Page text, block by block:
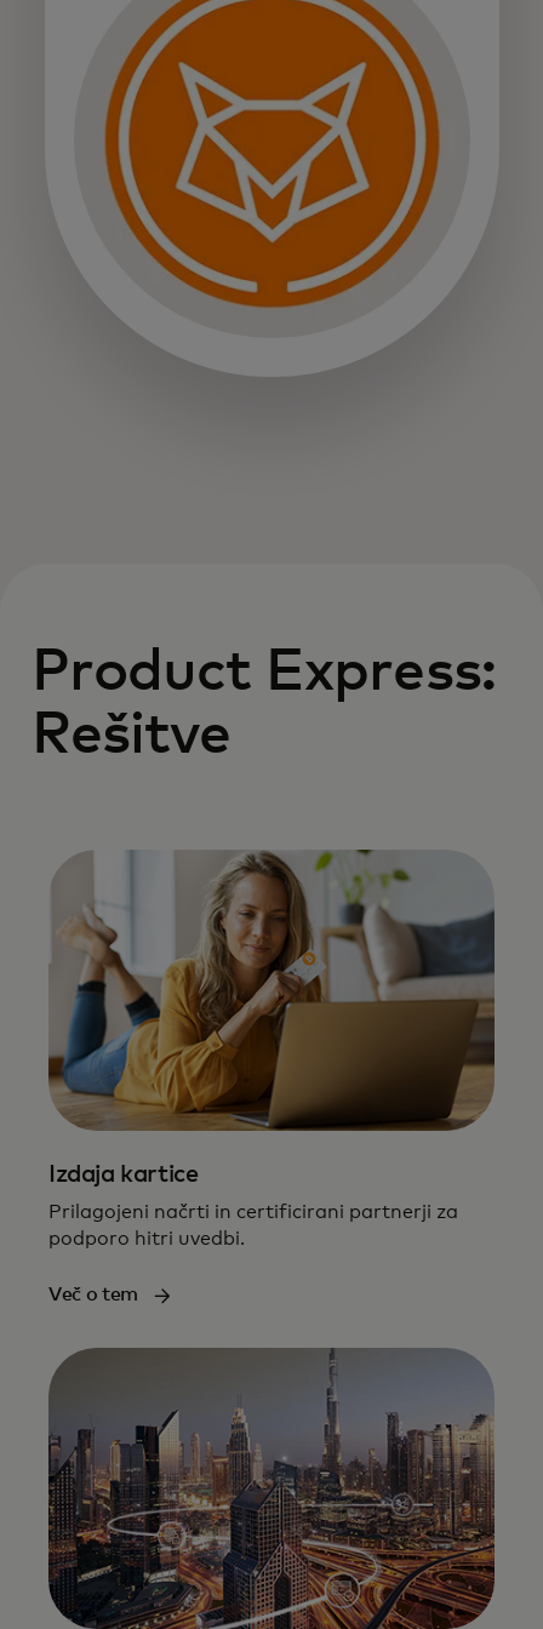
Product Express:
Rešitve
Izdaja kartice
Prilagojeni načrti in certificirani partnerji za
podporo hitri uvedbi​.
Več o tem